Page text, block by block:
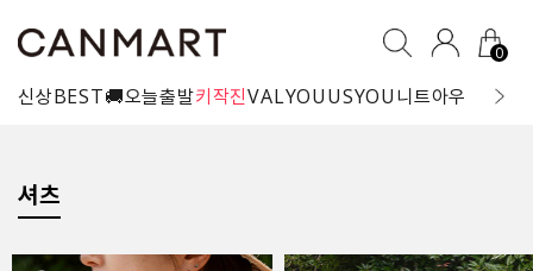
0
신상BEST🚚오늘출발키작진VALYOUUSYOU니트아우터 블라
셔츠